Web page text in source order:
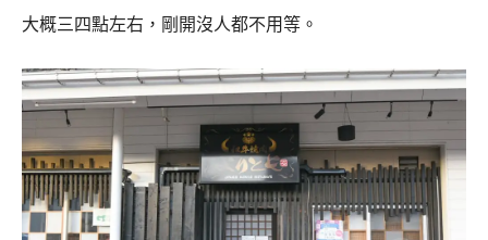
大概三四點左右，剛開沒人都不用等。